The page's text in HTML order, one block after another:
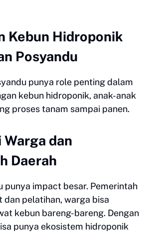
Kebun Hidroponik
Posyandu
punya role penting dalam
kebun hidroponik, anak-anak
proses tanam sampai panen.
dan
Daerah
punya impact besar. Pemerintah
dan pelatihan, warga bisa
kebun bareng-bareng. Dengan
punya ekosistem hidroponik